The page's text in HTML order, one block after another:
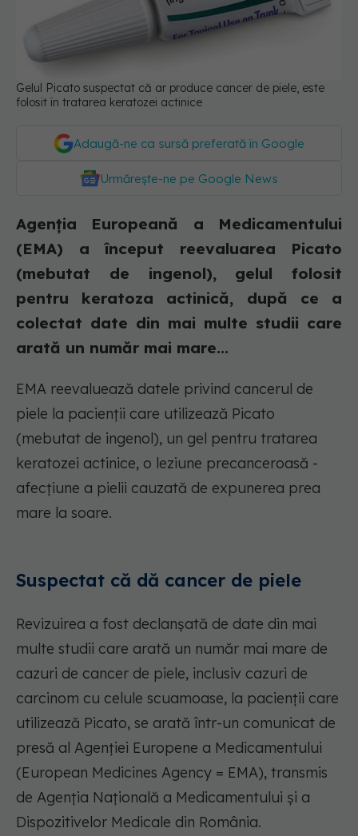
Gelul Picato suspectat că ar produce cancer de piele, este
folosit în tratarea keratozei actinice
Adaugă-ne ca sursă preferată în Google
Urmărește-ne pe Google News
Agenția Europeană a Medicamentului
(EMA) a început reevaluarea Picato
(mebutat de ingenol), gelul folosit
pentru keratoza actinică, după ce a
colectat date din mai multe studii care
arată un număr mai mare...
EMA reevaluează datele privind cancerul de
piele la pacienții care utilizează Picato
(mebutat de ingenol), un gel pentru tratarea
keratozei actinice, o leziune precanceroasă -
afecțiune a pielii cauzată de expunerea prea
mare la soare.
Suspectat că dă cancer de piele
Revizuirea a fost declanșată de date din mai
multe studii care arată un număr mai mare de
cazuri de cancer de piele, inclusiv cazuri de
carcinom cu celule scuamoase, la pacienții care
utilizează Picato, se arată într-un comunicat de
presă al Agenției Europene a Medicamentului
(European Medicines Agency = EMA), transmis
de Agenția Națională a Medicamentului și a
Dispozitivelor Medicale din România.